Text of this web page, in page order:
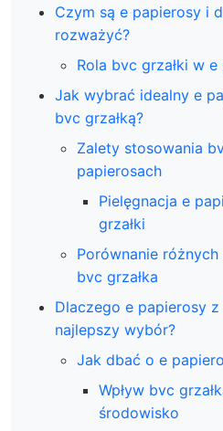
Czym są e papierosy i
rozważyć?
Rola bvc grzałki w
Jak wybrać idealny e
bvc grzałką?
Zalety stosowania
papierosach
Pielęgnacja e
grzałki
Porównanie
bvc grzałka
Dlaczego e papierosy
najlepszy wybór?
Jak dbać o e
Wpływ bvc
środowisko